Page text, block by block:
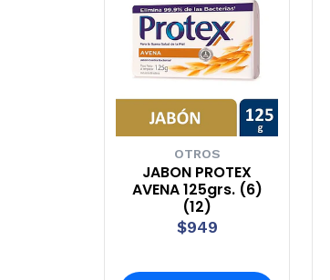
OTROS
JABON PROTEX
AVENA 125grs. (6)
(12)
$949